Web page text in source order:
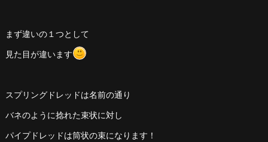
まず違いの１つとして
見た目が違います
スプリングドレッドは名前の通り
バネのように捻れた束状に対し
パイプドレッドは筒状の束になります！